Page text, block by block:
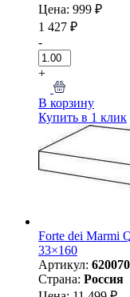
Цена: 999 ₽
1 427 ₽
-
+
В корзину
Купить в 1 клик
Forte dei Marmi
33×160
Артикул:
Страна: Россия